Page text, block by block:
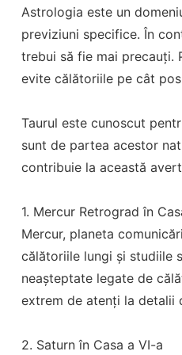
Astrologia este un
previziuni specifice. În
trebui să fie mai precauți.
evite călătoriile pe cât
Taurul este cunoscut
sunt de partea acestor
contribuie la această
1. Mercur Retrograd în
Mercur, planeta
călătoriile lungi și studiile
neașteptate legate de
extrem de atenți la detalii
2. Saturn în Casa a VI-a